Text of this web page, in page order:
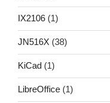
IX2106 (1)
JN516X (38)
KiCad (1)
LibreOffice (1)